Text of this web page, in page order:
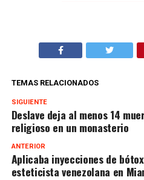
TEMAS RELACIONADOS
SIGUIENTE
Deslave deja al menos 14
religioso en un monasterio
ANTERIOR
Aplicaba inyecciones de
esteticista venezolana en